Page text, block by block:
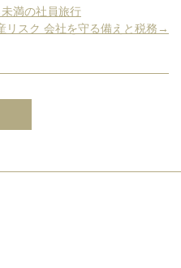
満の社員旅行
リスク 会社を守る備えと税務→